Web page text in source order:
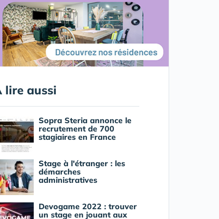
lire aussi
Sopra Steria annonce le
recrutement de 700
stagiaires en France
Stage à l'étranger : les
démarches
administratives
Devogame 2022 : trouver
un stage en jouant aux